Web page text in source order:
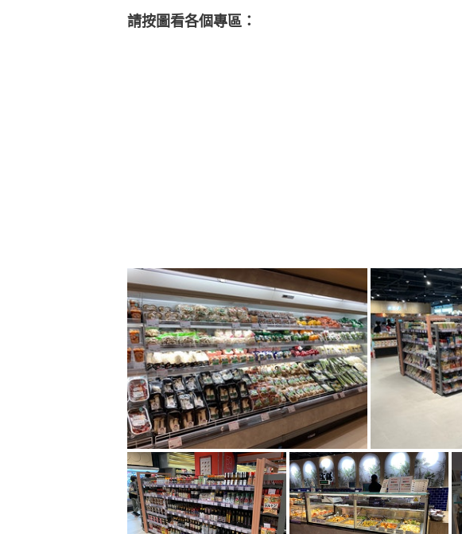
請按圖看各個專區：